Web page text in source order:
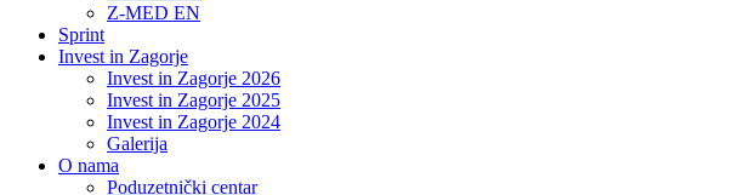
Z-MED EN
Sprint
Invest in Zagorje
Invest in Zagorje 2026
Invest in Zagorje 2025
Invest in Zagorje 2024
Galerija
O nama
Poduzetnički centar